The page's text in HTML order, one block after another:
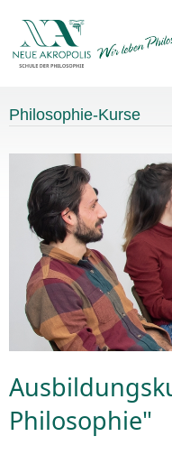
Philosophie-Kurse
Philosophie"